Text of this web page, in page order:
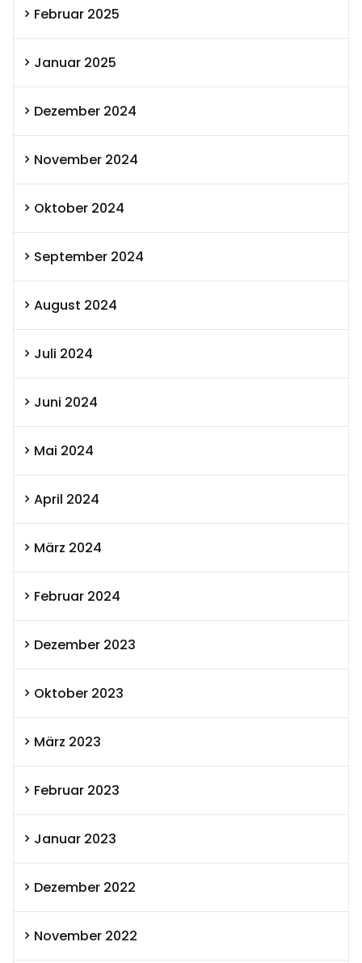
Februar 2025
Januar 2025
Dezember 2024
November 2024
Oktober 2024
September 2024
August 2024
Juli 2024
Juni 2024
Mai 2024
April 2024
März 2024
Februar 2024
Dezember 2023
Oktober 2023
März 2023
Februar 2023
Januar 2023
Dezember 2022
November 2022